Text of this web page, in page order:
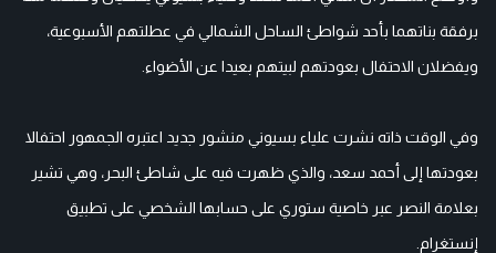
برفقة بناتهما بأحد شواطئ الساحل الشمالي في عطلتهم الأسبوعية،
ويفضلان الاحتفال بعودتهم لبيتهم بعيدا عن الأضواء.
وفي الوقت ذاته نشرت علياء بسيوني منشور جديد اعتبره الجمهور احتفالا
بعودتها إلى أحمد سعد، والذي ظهرت فيه على شاطئ البحر، وهي تشير
بعلامة النصر عبر خاصية ستوري على حسابها الشخصي على تطبيق
إنستغرام.